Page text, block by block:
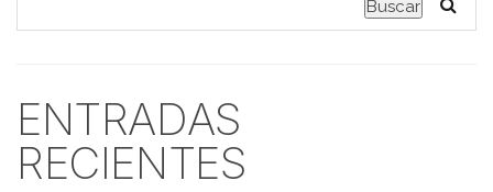
Buscar
ENTRADAS
RECIENTES